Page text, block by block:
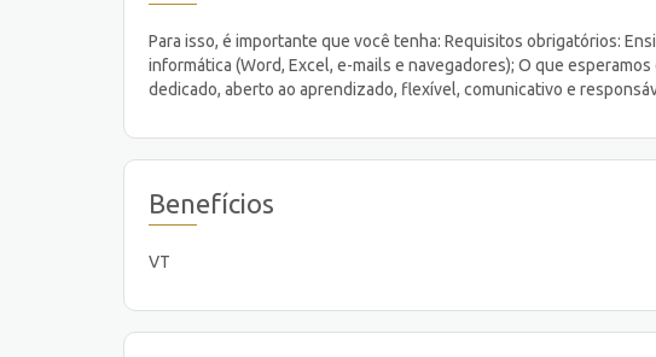
Para isso, é importante que você tenha: Requisitos obrigatórios:
informática (Word, Excel, e-mails e navegadores); O que
dedicado, aberto ao aprendizado, flexível, comunicativo e
Benefícios
VT